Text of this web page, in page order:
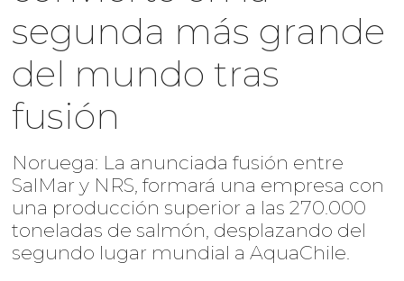
segunda más grande
del mundo tras
fusión
Noruega: La anunciada fusión entre
SalMar y NRS, formará una empresa con
una producción superior a las 270.000
toneladas de salmón, desplazando del
segundo lugar mundial a AquaChile.